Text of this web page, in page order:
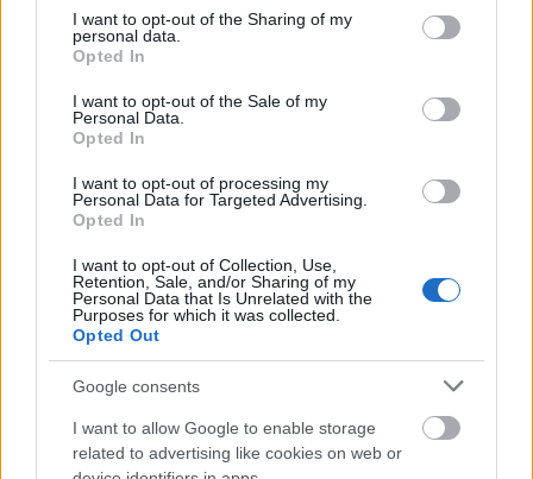
not limited to your visit or usage behaviour. You may click to
grant or deny consent to Google and its third-party tags to
use your data for below specified purposes in below Google
consent section.
I want to opt-out of the Sharing of my
personal data.
Opted In
I want to opt-out of the Sale of my
Personal Data.
Opted In
I want to opt-out of processing my
Personal Data for Targeted Advertising.
Opted In
I want to opt-out of Collection, Use,
Retention, Sale, and/or Sharing of my
Personal Data that Is Unrelated with the
Purposes for which it was collected.
Opted Out
Google consents
I want to allow Google to enable storage
related to advertising like cookies on web or
Ferenc Egyetem
Kiemelt fontosságú a Gál Ferenc Egyetem számára a jövőbe
fejlődés támogatása.
A lakosságra is fontos szerep hárul a szúnyoginvázió
elkerülésében
tigrisszúnyog a vízhiány ellenére is talál szaporodási helyet a
vödrökben, gyermekjátékokban.
Országos hírek
FELHASZNÁLTA AZ EMBERISÉG A FÖLD EGÉSZ
ÉVRE ELEGENDŐ ERŐFORRÁSAIT